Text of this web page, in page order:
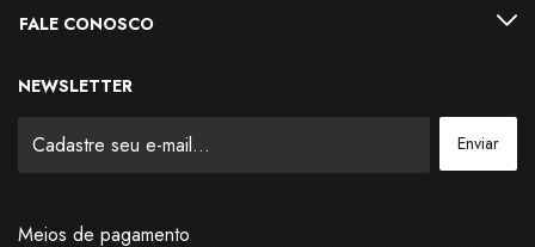
FALE CONOSCO
NEWSLETTER
Meios de pagamento